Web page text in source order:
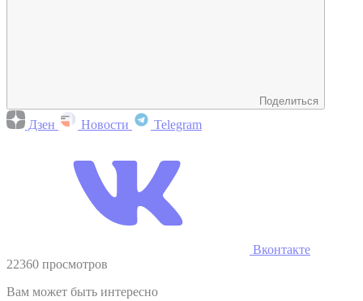
Поделиться
Дзен Новости Telegram
Вконтакте
22360 просмотров
Вам может быть интересно